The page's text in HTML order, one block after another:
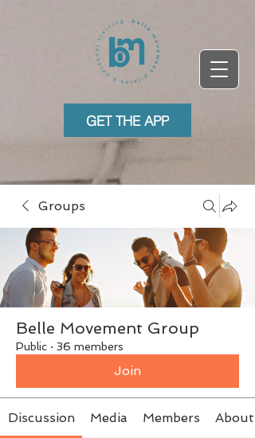
GET THE APP
Groups
Belle Movement Group
Public · 36 members
Join
Discussion Media Members About